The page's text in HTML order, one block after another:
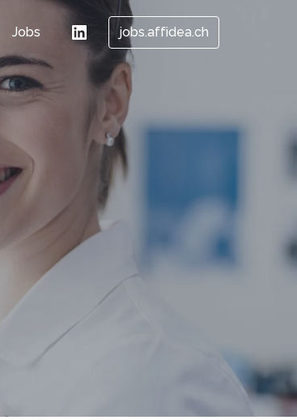
Jobs jobs.affidea.ch